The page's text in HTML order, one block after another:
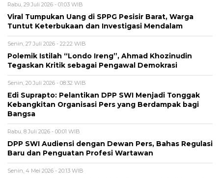
Rabu, 29 Juli 2026 - 01:03 WIB
Viral Tumpukan Uang di SPPG Pesisir Barat, Warga
Tuntut Keterbukaan dan Investigasi Mendalam
Senin, 27 Juli 2026 - 22:22 WIB
Polemik Istilah “Londo Ireng”, Ahmad Khozinudin
Tegaskan Kritik sebagai Pengawal Demokrasi
Senin, 20 Juli 2026 - 08:32 WIB
Edi Suprapto: Pelantikan DPP SWI Menjadi Tonggak
Kebangkitan Organisasi Pers yang Berdampak bagi
Bangsa
Rabu, 8 Juli 2026 - 00:01 WIB
DPP SWI Audiensi dengan Dewan Pers, Bahas Regulasi
Baru dan Penguatan Profesi Wartawan
Senin, 4 Mei 2026 - 20:13 WIB